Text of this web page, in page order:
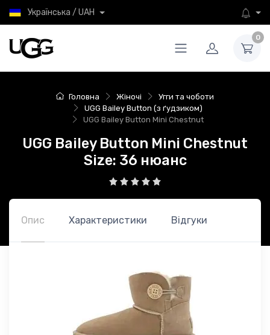
Українська / UAH
0
Головна Жіночі
Угги та чоботи
UGG Bailey Button (з ґудзиком)
UGG Bailey Button Mini Chestnut
UGG Bailey Button Mini Chestnut
Size: 36 нюанс
Опис Характеристики Відгуки